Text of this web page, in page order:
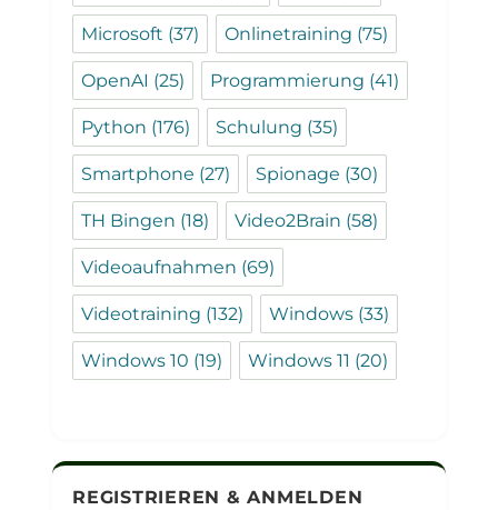
Microsoft (37) Onlinetraining (75)
OpenAI (25) Programmierung (41)
Python (176) Schulung (35)
Smartphone (27) Spionage (30)
TH Bingen (18) Video2Brain (58)
Videoaufnahmen (69)
Videotraining (132) Windows (33)
Windows 10 (19) Windows 11 (20)
REGISTRIEREN & ANMELDEN